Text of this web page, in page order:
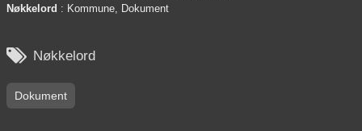
Nøkkelord : Kommune, Dokument
 Nøkkelord
Dokument